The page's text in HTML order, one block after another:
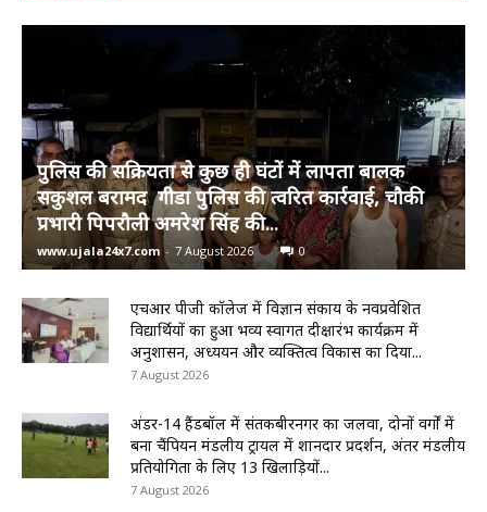
पुलिस की सक्रियता से कुछ ही घंटों में लापता बालक
सकुशल बरामद गीडा पुलिस की त्वरित कार्रवाई, चौकी
प्रभारी पिपरौली अमरेश सिंह की...
www.ujala24x7.com - 7 August 2026 0
एचआर पीजी कॉलेज में विज्ञान संकाय के नवप्रवेशित
विद्यार्थियों का हुआ भव्य स्वागत दीक्षारंभ कार्यक्रम में
अनुशासन, अध्ययन और व्यक्तित्व विकास का दिया...
7 August 2026
अंडर-14 हैंडबॉल में संतकबीरनगर का जलवा, दोनों वर्गों में
बना चैंपियन मंडलीय ट्रायल में शानदार प्रदर्शन, अंतर मंडलीय
प्रतियोगिता के लिए 13 खिलाड़ियों...
7 August 2026